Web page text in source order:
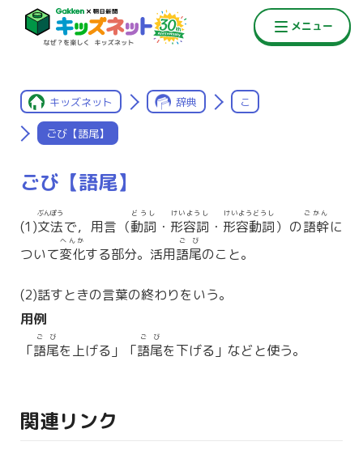
キッズネット 辞典 こ
ごび【語尾】
ごび【語尾】
(1)文法
ぶんぽう
で，用言（動詞
どうし
・ 形容詞
けいようし
・ 形容動詞
けいようどうし
）の語幹
ごかん
に
ついて変化
へんか
する部分。活用語尾
ごび
のこと。
(2)話すときの言葉の終わりをいう。
用例
「語尾
ごび
を上げる」「語尾
ごび
を下げる」などと使う。
関連リンク